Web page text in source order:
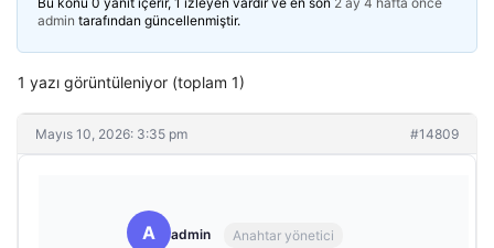
admin tarafından güncellenmiştir.
1 yazı görüntüleniyor (toplam 1)
Mayıs 10, 2026: 3:35 pm #14809
A admin Anahtar yönetici